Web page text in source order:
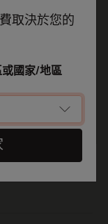
and
惠碼
免運費。
優惠、會
發。
取決於您的
國家/地區